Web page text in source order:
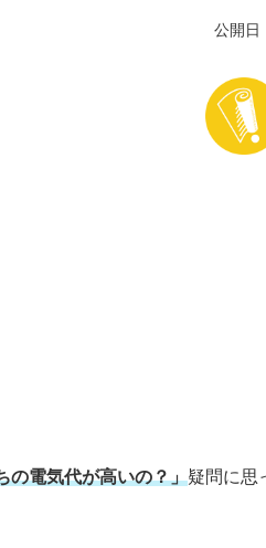
公開日
の電気代が高いの？」疑問に思